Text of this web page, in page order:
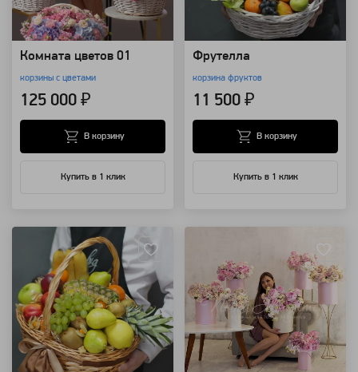
Комната цветов 01
корзины с цветами
125 000 ₽
Купить в 1 клик
В корзину
Фрутелла
корзина фруктов
11 500 ₽
Купить в 1 клик
В корзину